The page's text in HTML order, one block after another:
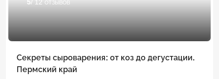
5/ 12 отзывов
Секреты сыроварения: от коз до дегустации.
Пермский край